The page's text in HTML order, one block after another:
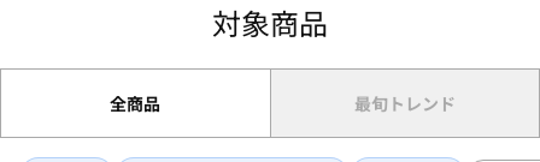
対象商品
全商品 最旬トレンド